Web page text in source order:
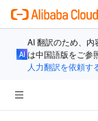
AI 翻訳のため、
は中国語版をご参
人力翻訳を依頼す